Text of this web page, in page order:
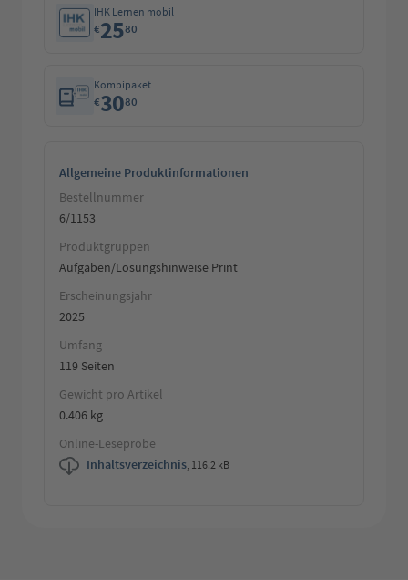
IHK Lernen mobil
€2580
Kombipaket
€3080
Allgemeine Produktinformationen
Bestellnummer
6/1153
Produktgruppen
Aufgaben/Lösungshinweise Print
Erscheinungsjahr
2025
Umfang
119 Seiten
Gewicht pro Artikel
0.406 kg
Online-Leseprobe
Inhaltsverzeichnis, 116.2 kB